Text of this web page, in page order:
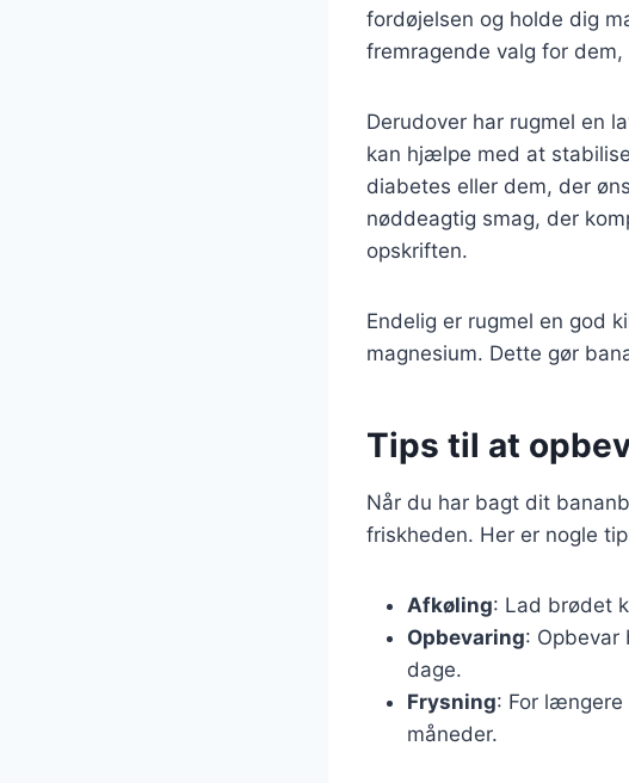
fordøjelsen og holde dig
fremragende valg for
Derudover har rugmel en
kan hjælpe med at
diabetes eller dem, der
nøddeagtig smag, der
opskriften.
Endelig er rugmel en god
magnesium. Dette gør
Tips til at
Når du har bagt dit
friskheden. Her er nogle
Afkøling: Lad brødet
Opbevaring:
dage.
Frysning: For længere
måneder.